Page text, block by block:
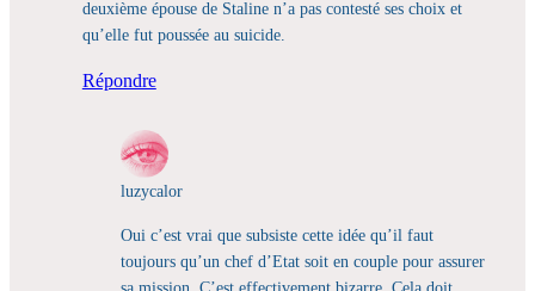
deuxième épouse de Staline n’a pas contesté ses choix et
qu’elle fut poussée au suicide.
Répondre
luzycalor
Oui c’est vrai que subsiste cette idée qu’il faut
toujours qu’un chef d’Etat soit en couple pour assurer
sa mission. C’est effectivement bizarre. Cela doit